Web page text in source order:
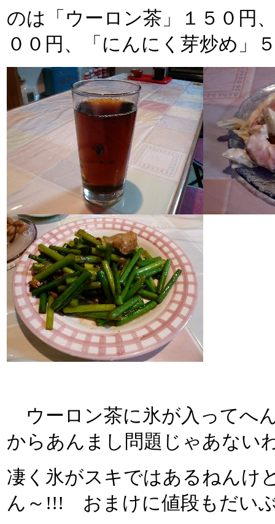
のは「ウーロン茶」１５０円
００円、「にんにく芽炒め」
ウーロン茶に氷が入ってへ
からあんまし問題じゃあない
凄く氷がスキではあるねんけ
ん～!!! おまけに値段もだい